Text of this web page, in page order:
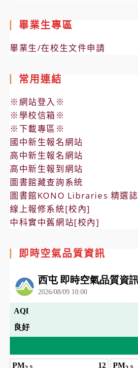
畢業生專區
畢業生/在校生文件申請
常用連結
※網站登入※
※學校信箱※
※下載專區※
國中新生報名網站
高中新生報名網站
高中新生報到網站
圖書館藏查詢系統
圖書館KONO Libraries 精選誌
線上報修系統[校內]
中科實中舊網站[校內]
即時空氣品質資訊